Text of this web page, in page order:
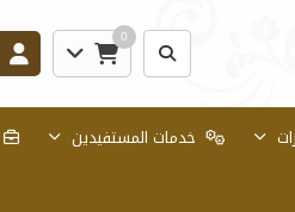
0
خدمات المستفيدين